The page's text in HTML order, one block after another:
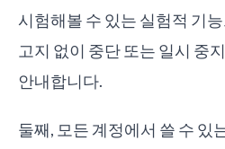
시험해볼 수 있는 실험적 기
고지 없이 중단 또는 일시 중
안내합니다.
둘째, 모든 계정에서 쓸 수 있